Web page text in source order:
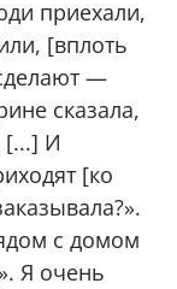
приехали,
[вплоть
—
сказала,
[...] И
[ко
с домом
Я очень